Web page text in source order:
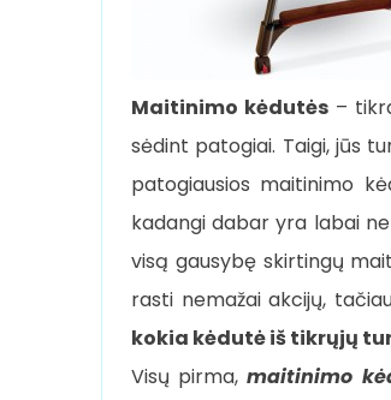
Maitinimo kėdutės–
sėdint patogiai. Taigi, jūs
patogiausios maitinimo
kadangi dabar yra labai
visą gausybę skirtingų
rasti nemažai akcijų,
kokia kėdutė iš tikrųjų
Visų pirma,maitinimo